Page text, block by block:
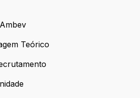
Ambev
Teórico
Teórico
Recrutamento
Unidade